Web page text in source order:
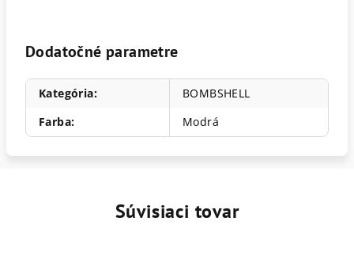
Dodatočné parametre
Kategória:
BOMBSHELL
Farba: Modrá
Súvisiaci tovar